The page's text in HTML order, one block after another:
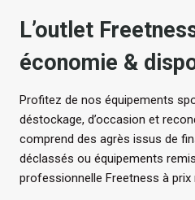
L’outlet
économie &
Profitez de nos équipements
déstockage, d’occasion et
comprend des agrès issus de
déclassés ou équipements
professionnelle Freetness à prix